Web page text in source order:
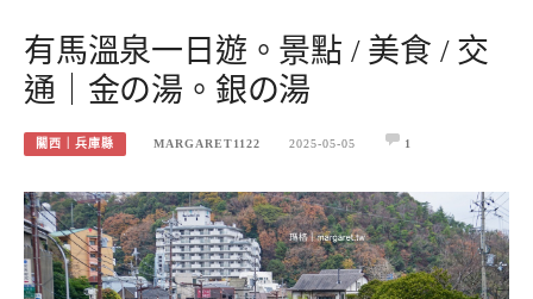
有馬溫泉一日遊。景點 / 美食 / 交
通｜金の湯。銀の湯
關西｜兵庫縣 MARGARET1122 2025-05-05 1